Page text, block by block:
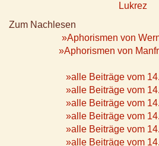
Lukrez
Zum Nachlesen
»Aphorismen von
»Aphorismen von
»alle Beiträge vom
»alle Beiträge vom
»alle Beiträge vom
»alle Beiträge vom
»alle Beiträge vom
»alle Beiträge vom